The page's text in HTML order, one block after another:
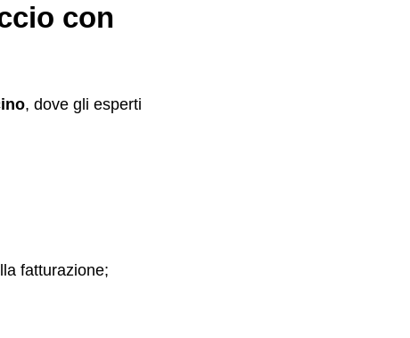
con
, dove gli esperti
fatturazione;